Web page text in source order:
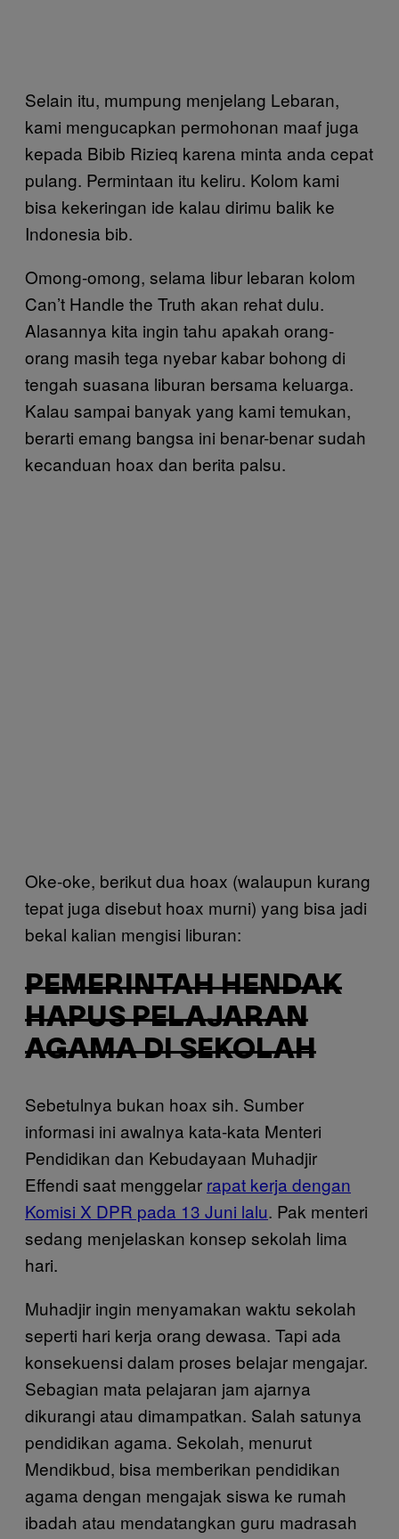
Selain itu, mumpung menjelang Lebaran,
kami mengucapkan permohonan maaf juga
kepada Bibib Rizieq karena minta anda cepat
pulang. Permintaan itu keliru. Kolom kami
bisa kekeringan ide kalau dirimu balik ke
Indonesia bib.
Omong-omong, selama libur lebaran kolom
Can’t Handle the Truth akan rehat dulu.
Alasannya kita ingin tahu apakah orang-
orang masih tega nyebar kabar bohong di
tengah suasana liburan bersama keluarga.
Kalau sampai banyak yang kami temukan,
berarti emang bangsa ini benar-benar sudah
kecanduan hoax dan berita palsu.
Oke-oke, berikut dua hoax (walaupun kurang
tepat juga disebut hoax murni) yang bisa jadi
bekal kalian mengisi liburan:
PEMERINTAH HENDAK
HAPUS PELAJARAN
AGAMA DI SEKOLAH
Sebetulnya bukan hoax sih. Sumber
informasi ini awalnya kata-kata Menteri
Pendidikan dan Kebudayaan Muhadjir
Effendi saat menggelar rapat kerja dengan
Komisi X DPR pada 13 Juni lalu. Pak menteri
sedang menjelaskan konsep sekolah lima
hari.
Muhadjir ingin menyamakan waktu sekolah
seperti hari kerja orang dewasa. Tapi ada
konsekuensi dalam proses belajar mengajar.
Sebagian mata pelajaran jam ajarnya
dikurangi atau dimampatkan. Salah satunya
pendidikan agama. Sekolah, menurut
Mendikbud, bisa memberikan pendidikan
agama dengan mengajak siswa ke rumah
ibadah atau mendatangkan guru madrasah